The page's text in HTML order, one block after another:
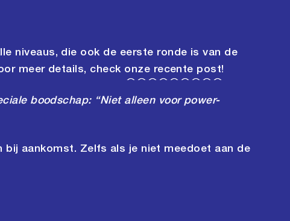
niveaus, die ook de eerste ronde is van de
meer details, check onze recente post!
boodschap: “Niet alleen voor power-
aankomst. Zelfs als je niet meedoet aan de